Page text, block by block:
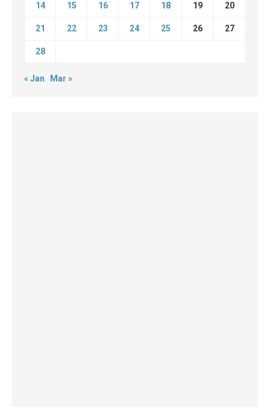
14 15 16 17 18 19 20
21 22 23 24 25 26 27
28
« Jan Mar »